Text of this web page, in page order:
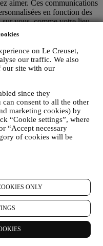
on Le Creuset,
our traffic. We also
our site with our
since they
consent to all the other
marketing cookies) by
“Cookie settings”, where
“Accept necessary
of cookies will be
ONLY
aimer. Ces communications
en fonction des
vous, comme votre lieu
ou vos préférences
de vos données nous
intérêts. Nous pourrons
pour les rendre plus
pas d’autres effets. Nous
concernant l’ouverture
(incluant les pixels de suivi
de contrôler notre bulletin
sur le consentement que
des communications
consentement peut être
personnelles en
de recevoir nos
moment, gratuitement, en
chaque communication
de la newsletter, vous
figurant au bas de
si vous souhaitez mettre
veuillez nous envoyer
privacy@lecreuset.com.
les meilleurs délais, mais